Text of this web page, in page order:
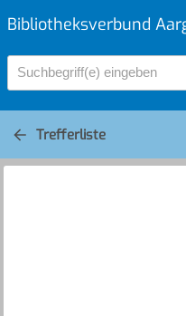
Bibliotheksverbund
Suchbegriff(e) eingeben
Trefferliste